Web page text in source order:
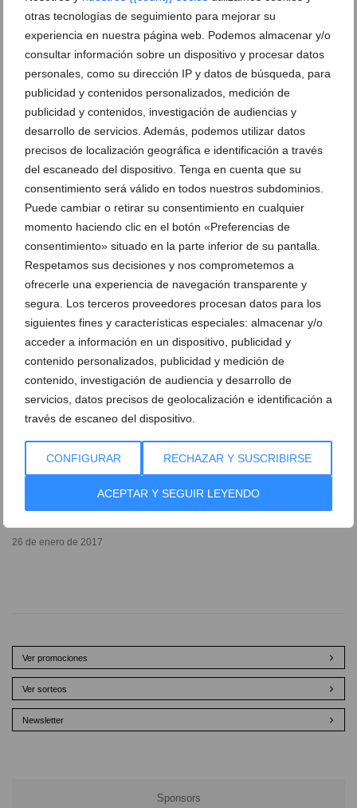
otras tecnologías de seguimiento para mejorar su
experiencia en nuestra página web. Podemos almacenar y/o
consultar información sobre un dispositivo y procesar datos
personales, como su dirección IP y datos de búsqueda, para
publicidad y contenidos personalizados, medición de
publicidad y contenidos, investigación de audiencias y
desarrollo de servicios. Además, podemos utilizar datos
precisos de localización geográfica e identificación a través
del escaneado del dispositivo. Tenga en cuenta que su
consentimiento será válido en todos nuestros subdominios.
Puede cambiar o retirar su consentimiento en cualquier
momento haciendo clic en el botón «Preferencias de
consentimiento» situado en la parte inferior de su pantalla.
Respetamos sus decisiones y nos comprometemos a
ofrecerle una experiencia de navegación transparente y
segura. Los terceros proveedores procesan datos para los
siguientes fines y características especiales: almacenar y/o
acceder a información en un dispositivo, publicidad y
contenido personalizados, publicidad y medición de
contenido, investigación de audiencia y desarrollo de
servicios, datos precisos de geolocalización e identificación a
través de escaneo del dispositivo.
CONFIGURAR RECHAZAR Y SUSCRIBIRSE
ACEPTAR Y SEGUIR LEYENDO
Reparto de triunfos y derrotas en los cadetes del
Dénia Básquet
02 de marzo de 2017
Buen balance para los equipos cadetes del Dénia
26 de enero de 2017
Ver promociones
Ver sorteos
Newsletter